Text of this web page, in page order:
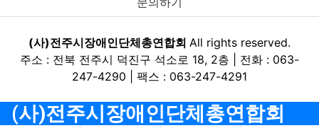
(사)전주시장애인단체총연합회 All rights reserved.
주소 : 전북 전주시 덕진구 석소로 18, 2층 | 전화 : 063-
247-4290 | 팩스 : 063-247-4291
(사)전주시장애인단체총연합회